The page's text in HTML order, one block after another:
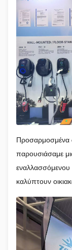
Προσαρμοσμένα
παρουσιάσαμε
καλύπτουν